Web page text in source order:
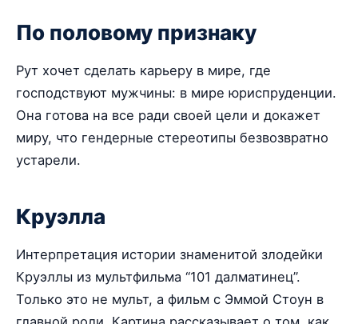
По половому признаку
Рут хочет сделать карьеру в мире, где
господствуют мужчины: в мире юриспруденции.
Она готова на все ради своей цели и докажет
миру, что гендерные стереотипы безвозвратно
устарели.
Круэлла
Интерпретация истории знаменитой злодейки
Круэллы из мультфильма “101 далматинец”.
Только это не мульт, а фильм с Эммой Стоун в